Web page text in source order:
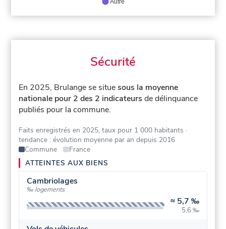
Autre
Sécurité
En 2025, Brulange se situesous la moyenne
nationale pour 2 des 2 indicateurs de délinquance
publiés pour la commune.
Faits enregistrés en 2025, taux pour 1 000 habitants ·
tendance : évolution moyenne par an depuis 2016
Commune
France
ATTEINTES AUX BIENS
Cambriolages
‰ logements
≈ 5,7 ‰
5,6 ‰